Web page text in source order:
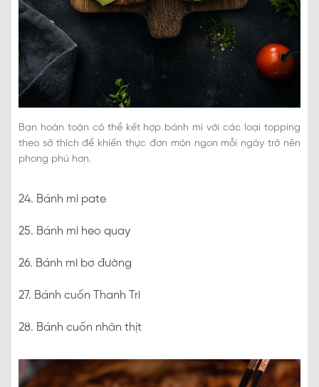
Bạn hoàn toàn có thể kết hợp bánh mì với các loại topping
theo sở thích để khiến thực đơn món ngon mỗi ngày trở nên
phong phú hơn.
24. Bánh mì pate
25. Bánh mì heo quay
26. Bánh mì bơ đường
27. Bánh cuốn Thanh Trì
28. Bánh cuốn nhân thịt